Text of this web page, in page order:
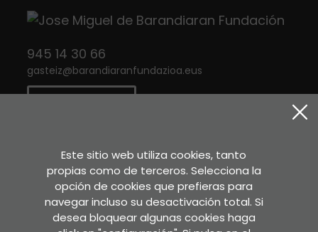
945 14 30 66
gasteiz@barandiaranfundazioa.eus
Sara Etxea
Murkondo Auzoa, 4
20211 ATAUN (Gipuzkoa)
Este sitio web utiliza cookies, tanto
propias como de terceros. Selecciona la
opción de cookies que prefieras para
navegar incluso su desactivación total. Si
desea bloquear algunas cookies haga